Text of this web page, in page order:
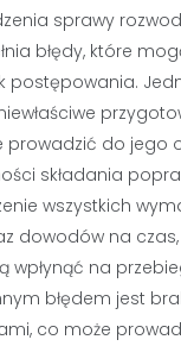
sprawy
błędy, które
postępowania.
prowadzić do jego
składania
wszystkich
dowodów na
wpłynąć na
błędem jest
co może